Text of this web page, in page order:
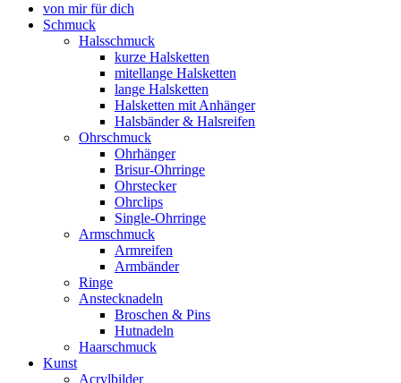
von mir für dich
Schmuck
Halsschmuck
kurze Halsketten
mitellange Halsketten
lange Halsketten
Halsketten mit Anhänger
Halsbänder & Halsreifen
Ohrschmuck
Ohrhänger
Brisur-Ohrringe
Ohrstecker
Ohrclips
Single-Ohrringe
Armschmuck
Armreifen
Armbänder
Ringe
Anstecknadeln
Broschen & Pins
Hutnadeln
Haarschmuck
Kunst
Acrylbilder